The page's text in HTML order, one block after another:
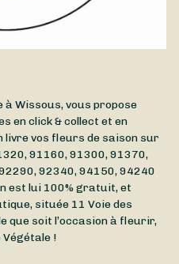
Wissous, vous propose
en click & collect et en
livre vos fleurs de saison sur
91160, 91300, 91370,
92340, 94150, 94240
est lui 100% gratuit, et
située 11 Voie des
que soit l’occasion à fleurir,
!